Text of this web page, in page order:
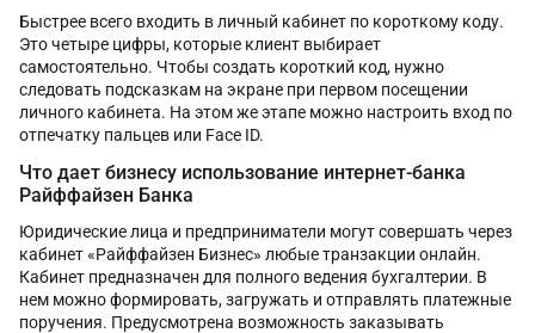
Быстрее всего входить в личный кабинет по короткому коду.
Это четыре цифры, которые клиент выбирает
самостоятельно. Чтобы создать короткий код, нужно
следовать подсказкам на экране при первом посещении
личного кабинета. На этом же этапе можно настроить вход по
отпечатку пальцев или Face ID.
Что дает бизнесу использование интернет-банка
Райффайзен Банка
Юридические лица и предприниматели могут совершать через
кабинет «Райффайзен Бизнес» любые транзакции онлайн.
Кабинет предназначен для полного ведения бухгалтерии. В
нем можно формировать, загружать и отправлять платежные
поручения. Предусмотрена возможность заказывать